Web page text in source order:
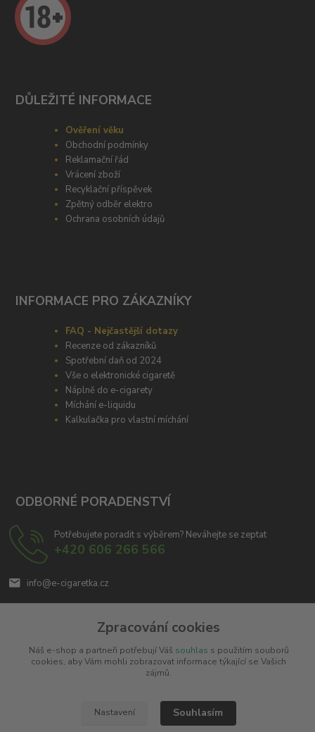
DŮLEŽITÉ INFORMACE
Ověření věku
Obchodní podmínky
Reklamační řád
Vrácení zboží
Recyklační příspěvek
Zpětný odběr elektro
Ochrana osobních údajů
INFORMACE PRO ZÁKAZNÍKY
FAQ - Nejčastější dotazy
Recenze od zákazníků
Spotřební daň od 2024
Vše o elektronické cigaretě
Náplně do e-cigarety
Míchání e-liquidu
Kalkulačka pro vlastní míchání
ODBORNÉ PORADENSTVÍ
Potřebujete poradit s výběrem? Neváhejte se zeptat
+420 606 266 566
info@e-cigaretka.cz
Miroslav Černý - MCx.cz . Všechna práva vyhrazena.
Zpracování cookies
Náš e-shop a partneři potřebují Váš souhlas s použitím souborů
cookies, aby Vám mohli zobrazovat informace týkající se Vašich
zájmů.
Nastavení Souhlasím